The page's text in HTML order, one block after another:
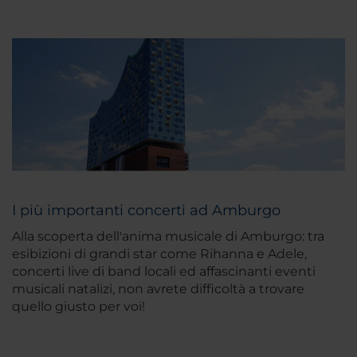
I più importanti concerti ad Amburgo
Alla scoperta dell'anima musicale di Amburgo: tra
esibizioni di grandi star come Rihanna e Adele,
concerti live di band locali ed affascinanti eventi
musicali natalizi, non avrete difficoltà a trovare
quello giusto per voi!